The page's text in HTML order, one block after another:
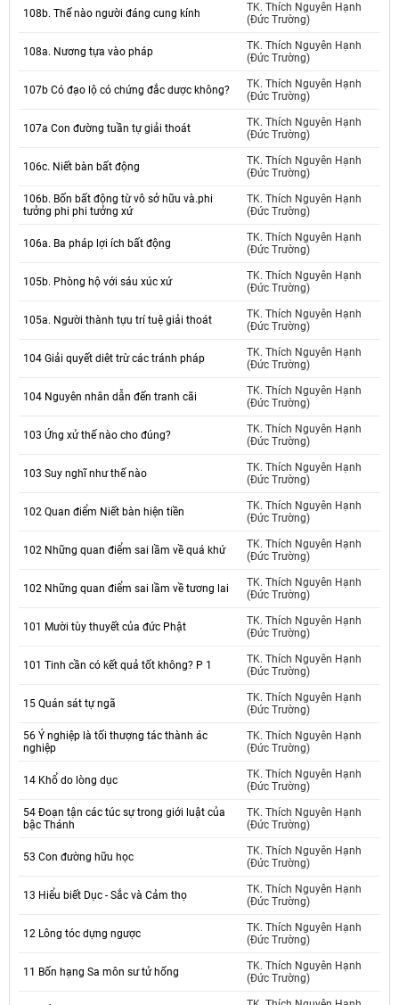
108b. Thế nào người đáng cung kính
TK. Thích Nguyên Hạnh
(Đức Trường)
108a. Nương tựa vào pháp
TK. Thích Nguyên Hạnh
(Đức Trường)
107b Có đạo lộ có chứng đắc dược không?
TK. Thích Nguyên Hạnh
(Đức Trường)
107a Con đường tuần tự giải thoát
TK. Thích Nguyên Hạnh
(Đức Trường)
106c. Niết bàn bất động
TK. Thích Nguyên Hạnh
(Đức Trường)
106b. Bốn bất động từ vô sở hữu và.phi
tưởng phi phi tưởng xứ
TK. Thích Nguyên Hạnh
(Đức Trường)
106a. Ba pháp lợi ích bất động
TK. Thích Nguyên Hạnh
(Đức Trường)
105b. Phòng hộ với sáu xúc xứ
TK. Thích Nguyên Hạnh
(Đức Trường)
105a. Người thành tựu trí tuệ giải thoát
TK. Thích Nguyên Hạnh
(Đức Trường)
104 Giải quyết diêt trừ các tránh pháp
TK. Thích Nguyên Hạnh
(Đức Trường)
104 Nguyên nhân dẫn đến tranh cãi
TK. Thích Nguyên Hạnh
(Đức Trường)
103 Ứng xử thế nào cho đúng?
TK. Thích Nguyên Hạnh
(Đức Trường)
103 Suy nghĩ như thế nào
TK. Thích Nguyên Hạnh
(Đức Trường)
102 Quan điểm Niết bàn hiện tiền
TK. Thích Nguyên Hạnh
(Đức Trường)
102 Những quan điểm sai lầm về quá khứ
TK. Thích Nguyên Hạnh
(Đức Trường)
102 Những quan điểm sai lầm về tương lai
TK. Thích Nguyên Hạnh
(Đức Trường)
101 Mười tùy thuyết của đức Phật
TK. Thích Nguyên Hạnh
(Đức Trường)
101 Tinh cần có kết quả tốt không? P 1
TK. Thích Nguyên Hạnh
(Đức Trường)
15 Quán sát tự ngã
TK. Thích Nguyên Hạnh
(Đức Trường)
56 Ý nghiệp là tối thượng tác thành ác
nghiệp
TK. Thích Nguyên Hạnh
(Đức Trường)
14 Khổ do lòng dục
TK. Thích Nguyên Hạnh
(Đức Trường)
54 Đoạn tận các túc sự trong giới luật của
bậc Thánh
TK. Thích Nguyên Hạnh
(Đức Trường)
53 Con đường hữu học
TK. Thích Nguyên Hạnh
(Đức Trường)
13 Hiểu biết Dục - Sắc và Cảm thọ
TK. Thích Nguyên Hạnh
(Đức Trường)
12 Lông tóc dựng ngược
TK. Thích Nguyên Hạnh
(Đức Trường)
11 Bốn hạng Sa môn sư tử hống
TK. Thích Nguyên Hạnh
(Đức Trường)